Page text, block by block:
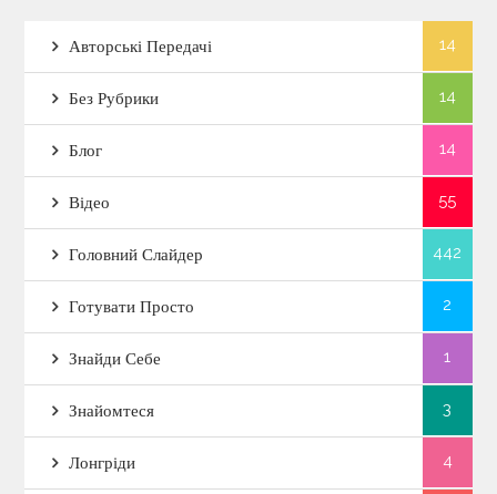
Авторські Передачі 14
Без Рубрики 14
Блог 14
Відео 55
Головний Слайдер 442
Готувати Просто 2
Знайди Себе 1
Знайомтеся 3
Лонгріди 4